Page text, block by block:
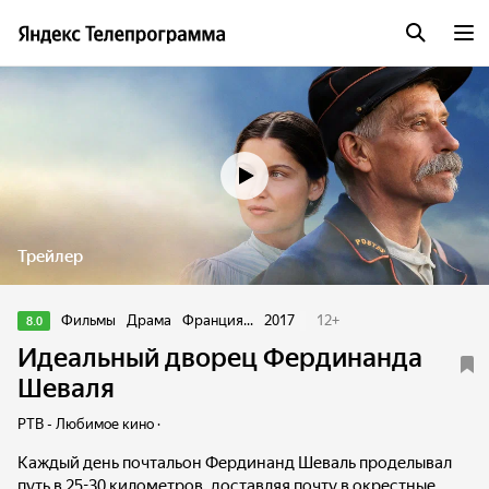
Трейлер
8.0 Фильмы Драма Франция... 2017 12+
Идеальный дворец Фердинанда
Шеваля
РТВ - Любимое кино ·
Каждый день почтальон Фердинанд Шеваль проделывал